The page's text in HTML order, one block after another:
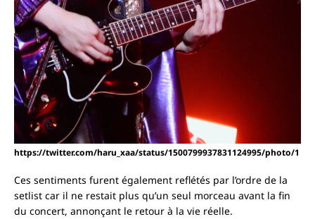
https://twitter.com/haru_xaa/status/1500799937831124995/photo/1
Ces sentiments furent également reflétés par l’ordre de la
setlist car il ne restait plus qu’un seul morceau avant la fin
du concert, annonçant le retour à la vie réelle.